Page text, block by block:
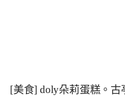
[美食] doly朵莉蛋糕。古